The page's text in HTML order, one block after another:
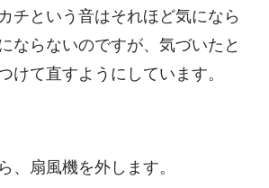
チという音はそれほど気になら
ならないのですが、気づいたと
けて直すようにしています。
、扇風機を外します。